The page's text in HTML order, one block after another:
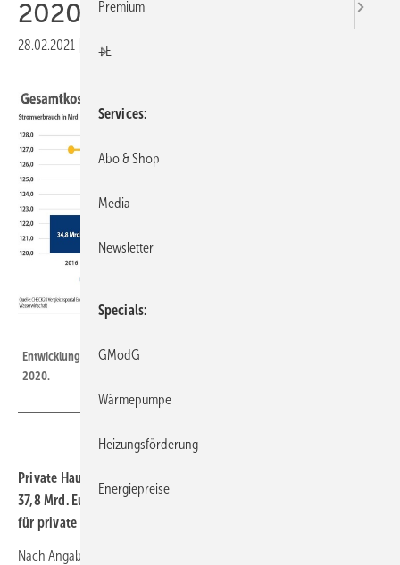
2020
28.02.2021 Druckvorschau
Entwicklung der Stromkosten für die privaten Haushalte von 2016 bis
2020.
Private Haushalte in Deutschland haben 2020 zusammen rund
37,8 Mrd. Euro für Strom bezahlt. Seit 2016 sind die Stromkosten
für private Haushalte um 3 Mrd. Euro gestiegen.
Nach Angaben des Bundesverbands der Energie- und
Premium
+E
Services
Abo & Shop
Media
Newsletter
Specials
GModG
Wärmepumpe
Heizungsförderung
Energiepreise